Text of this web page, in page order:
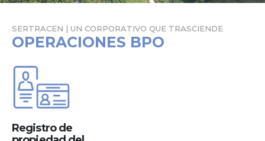
SERTRACEN | UN CORPORATIVO QUE TRASCIENDE
OPERACIONES BPO
Registro de